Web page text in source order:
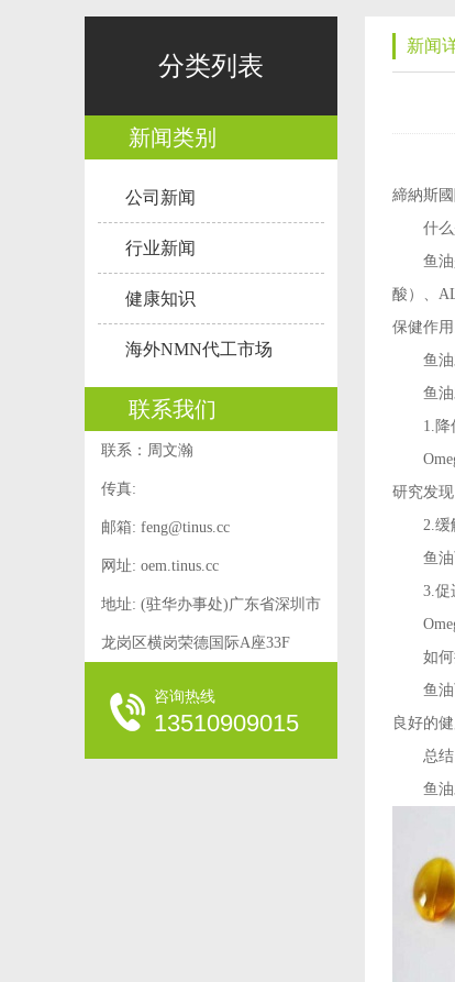
分类列表
新闻类别
公司新闻
行业新闻
健康知识
海外NMN代工市场
联系我们
联系：周文瀚
传真:
邮箱: feng@tinus.cc
网址: oem.tinus.cc
地址: (驻华办事处)广东省深圳市
龙岗区横岗荣德国际A座33F
咨询热线
13510909015
新闻
締納斯
什么
鱼油是
酸）、
保健作用
鱼油
鱼油对
1.降低
研究发
2.缓
鱼油可
3.促进
如何
鱼油可
良好的
总结
鱼油对